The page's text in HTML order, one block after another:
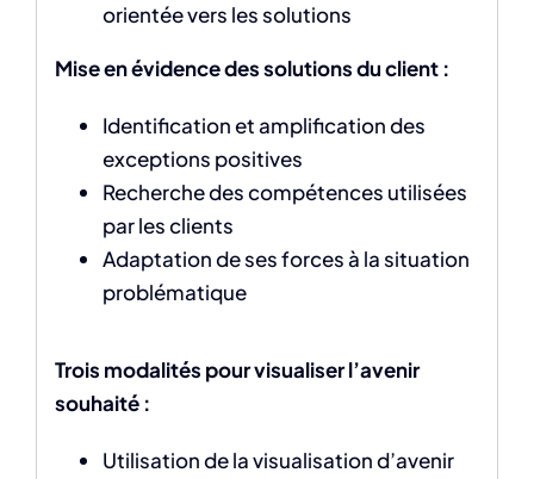
orientée vers les solutions
Mise en évidence des solutions du client :
Identification et amplification des
exceptions positives
Recherche des compétences utilisées
par les clients
Adaptation de ses forces à la situation
problématique
Trois modalités pour visualiser l’avenir
souhaité :
Utilisation de la visualisation d’avenir